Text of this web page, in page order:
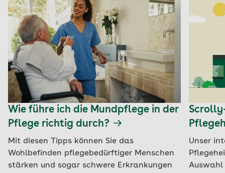
Wie führe ich die Mundpflege in der
Pflege richtig durch?
Mit diesen Tipps können Sie das
Wohlbefinden pflegebedürftiger Menschen
stärken und sogar schwere Erkrankungen
Unser
Auswahl